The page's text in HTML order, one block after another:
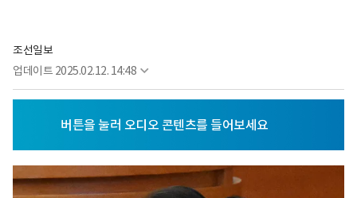
조선일보
업데이트 2025.02.12. 14:48